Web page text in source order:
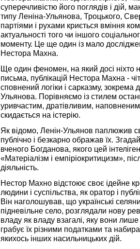
суперечливістю його поглядів і дій,
типу Леніна-Ульянова, Троцького,
партіями і рухами криється вміння
актуальності того чи іншого
моменту. Це ще один із мало
Нестора Махна.
Ще один феномен, на який досі ніхто
письма, публікацій Нестора Махна -
сповнений логіки і сарказму, зокрема
Ульянова. Порівняємо із стилем
уривчастим, дратівливим,
скидається на істерію.
Як відомо, Ленін-Ульянов паплюжив
публічно і безкарно ображав їх.
вченого Богданова, якого цей
«Матеріалізм і емпіріокритицизм»,
діяльність.
Нестор Махно відстоює своє ідейне
людини і суспільства, як оратор і
Він наголошував, що українські
підневільне село, розглядали нову
владу як владу взагалі, яку вони
грабує їх різними податками та
якихось інших насильницьких дій.